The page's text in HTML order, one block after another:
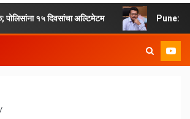
१५ दिवसांचा अल्टिमेटम Pune: कनिष्ठ